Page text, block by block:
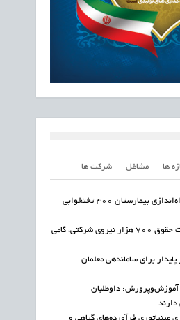
ها مشاغل شرکت ها
تأمین کادر درمان، کلید راه‌اندازی بیمارستان ۴۰۰ تختخوابی
حذف واسطه‌ها در پرداخت حقوق ۷۰۰ هزار نیروی شرکتی، گامی
پایدار برای ساماندهی معلمان
آموزش‌وپرورش: داوطلبان